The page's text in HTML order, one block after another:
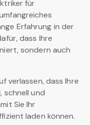
für
Erfahrung in der
dass Ihre
sondern auch
verlassen, dass Ihre
schnell und
Sie Ihr
laden können.